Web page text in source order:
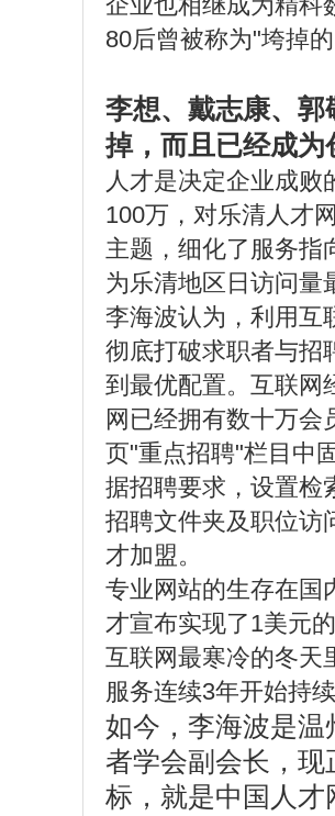
80后曾被称为"垮掉
李想、戴志康、
掉，而且已经成为
人才是决定企业成败
100万，对乐清人才
主题，细化了服务指
为乐清地区日访问量
李海波认为，利用互
彻底打破求职者与招
到最优配置。互联网
网已经拥有数十万
页"重点招聘"栏目中
据招聘要求，设置检
招聘文件夹及职位访
才加盟。
专业网站的生存在国
才宣布实现了1美元
互联网最寒冷的冬天
服务连续3年开始持
如今，李海波是
者学会副会长，
标，就是中国人